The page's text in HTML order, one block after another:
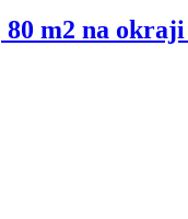
m2 na